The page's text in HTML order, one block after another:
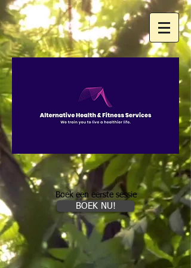
Boek een eerste sessie
BOEK NU!